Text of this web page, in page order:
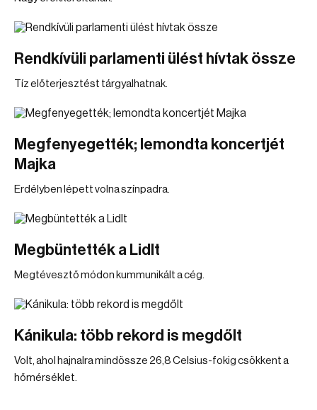
Rendkívüli parlamenti ülést hívtak össze
Tíz előterjesztést tárgyalhatnak.
Megfenyegették; lemondta koncertjét
Majka
Erdélyben lépett volna színpadra.
Megbüntették a Lidlt
Megtévesztő módon kummunikált a cég.
Kánikula: több rekord is megdőlt
Volt, ahol hajnalra mindössze 26,8 Celsius-fokig csökkent a
hőmérséklet.